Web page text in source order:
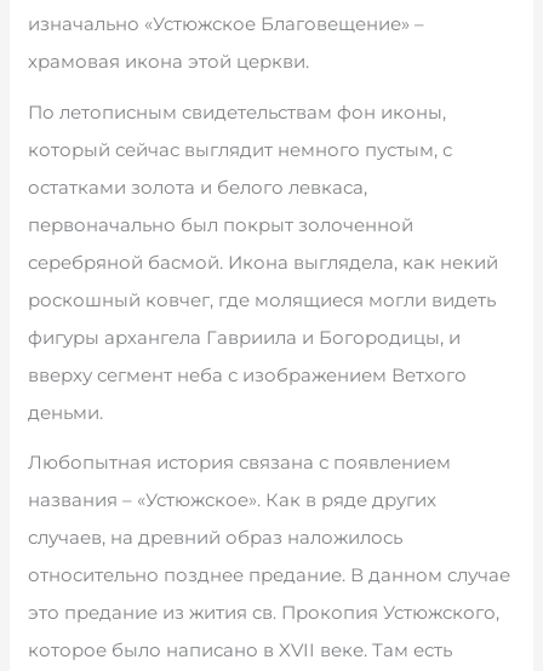
изначально «Устюжское Благовещение» –
храмовая икона этой церкви.
По летописным свидетельствам фон иконы,
который сейчас выглядит немного пустым, с
остатками золота и белого левкаса,
первоначально был покрыт золоченной
серебряной басмой. Икона выглядела, как некий
роскошный ковчег, где молящиеся могли видеть
фигуры архангела Гавриила и Богородицы, и
вверху сегмент неба с изображением Ветхого
деньми.
Любопытная история связана с появлением
названия – «Устюжское». Как в ряде других
случаев, на древний образ наложилось
относительно позднее предание. В данном случае
это предание из жития св. Прокопия Устюжского,
которое было написано в XVII веке. Там есть